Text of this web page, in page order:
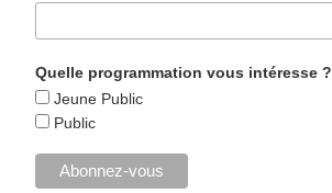
Quelle programmation vous intéresse ?
Jeune Public
Public